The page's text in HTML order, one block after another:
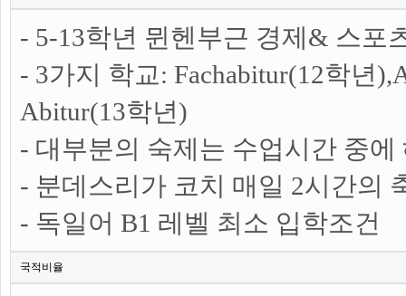
- 5-13학년 뮌헨부근 경제& 스포
- 3가지 학교: Fachabitur(12학년
Abitur(13학년)
- 대부분의 숙제는 수업시간 중에
- 분데스리가 코치 매일 2시간의
- 독일어 B1 레벨 최소 입학조건
국적비율